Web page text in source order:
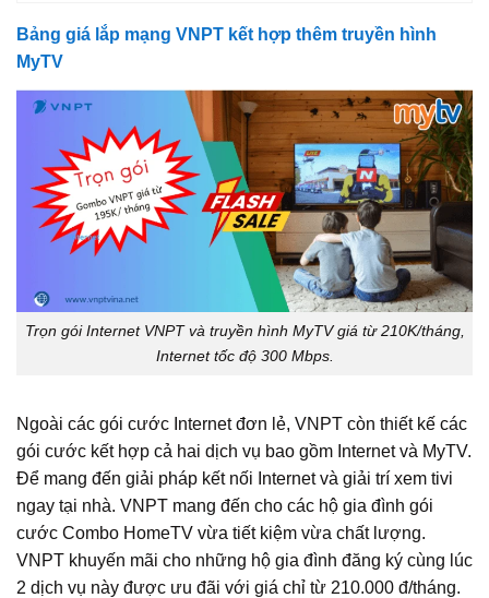
Bảng giá lắp mạng VNPT kết hợp thêm truyền hình
MyTV
Trọn gói Internet VNPT và truyền hình MyTV giá từ 210K/tháng,
Internet tốc độ 300 Mbps.
Ngoài các gói cước Internet đơn lẻ, VNPT còn thiết kế các
gói cước kết hợp cả hai dịch vụ bao gồm Internet và MyTV.
Để mang đến giải pháp kết nối Internet và giải trí xem tivi
ngay tại nhà. VNPT mang đến cho các hộ gia đình gói
cước Combo HomeTV vừa tiết kiệm vừa chất lượng.
VNPT khuyến mãi cho những hộ gia đình đăng ký cùng lúc
2 dịch vụ này được ưu đãi với giá chỉ từ 210.000 đ/tháng.